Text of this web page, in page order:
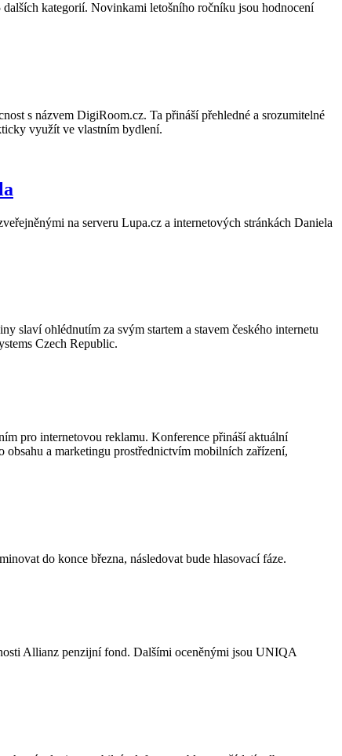
kategorií. Novinkami letošního ročníku jsou hodnocení
s názvem DigiRoom.cz. Ta přináší přehledné a srozumitelné
využít ve vlastním bydlení.
na serveru Lupa.cz a internetových stránkách Daniela
slaví ohlédnutím za svým startem a stavem českého internetu
Czech Republic.
pro internetovou reklamu. Konference přináší aktuální
a marketingu prostřednictvím mobilních zařízení,
do konce března, následovat bude hlasovací fáze.
Allianz penzijní fond. Dalšími oceněnými jsou UNIQA